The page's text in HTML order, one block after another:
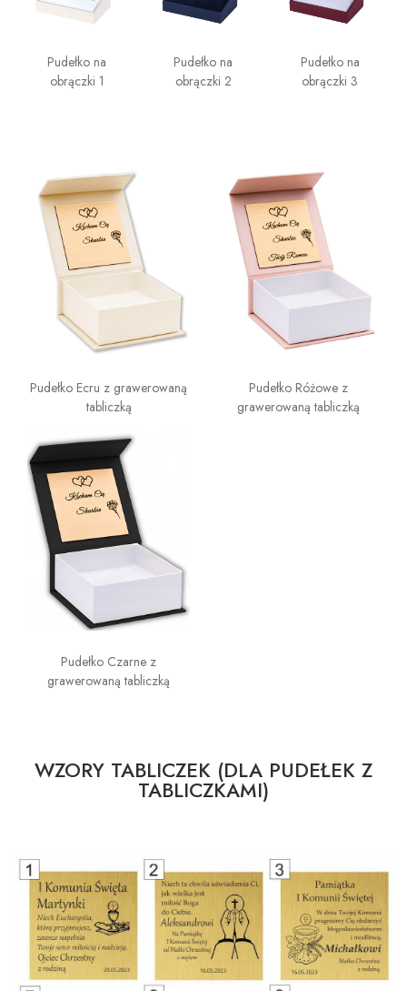
Pudełko na
obrączki 1
Pudełko na
obrączki 2
Pudełko na
obrączki 3
Pudełko Ecru z grawerowaną
tabliczką
Pudełko Różowe z
grawerowaną tabliczką
Pudełko Czarne z
grawerowaną tabliczką
WZORY TABLICZEK (DLA PUDEŁEK Z
TABLICZKAMI)